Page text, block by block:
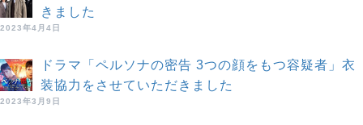
きました
2023年4月4日
ドラマ「ペルソナの密告 3つの顔をもつ容疑者」衣
装協力をさせていただきました
2023年3月9日